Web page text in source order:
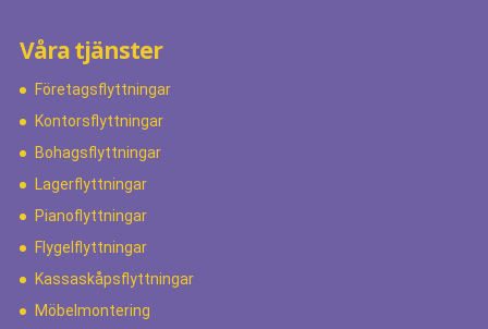
Våra tjänster
Företagsflyttningar
Kontorsflyttningar
Bohagsflyttningar
Lagerflyttningar
Pianoflyttningar
Flygelflyttningar
Kassaskåpsflyttningar
Möbelmontering